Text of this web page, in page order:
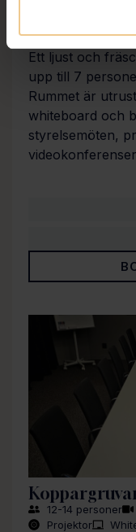
Ett ljust och
upp till 7
Rummet är
whiteboard och
styrelsemöten,
12-14 personer
Projektor